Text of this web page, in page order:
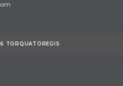
TORQUATOREGIS